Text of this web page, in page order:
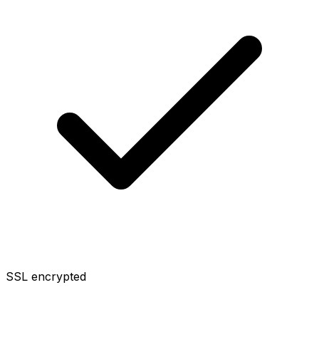
SSL encrypted